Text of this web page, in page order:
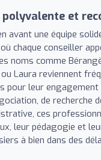
polyvalente et
avant une équipe
chaque conseiller
noms comme
ou Laura reviennent
pour leur engagement
de recherche
ces
leur pédagogie et
à bien dans des